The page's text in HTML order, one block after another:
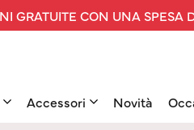
GRATUITE CON UNA SPESA
Accessori Novità